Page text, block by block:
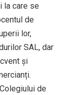
la care se
de
lor,
SAL, dar
și
de